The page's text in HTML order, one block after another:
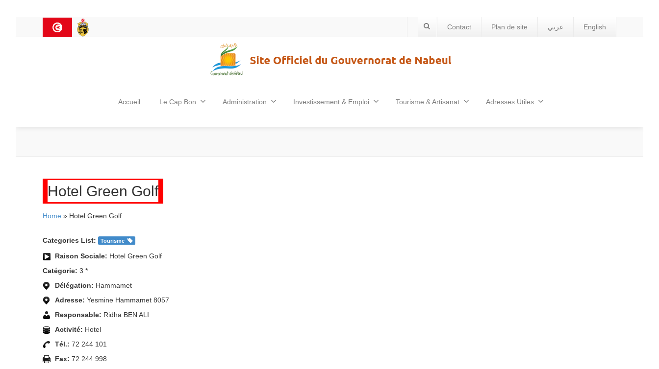
Contact Plan de site عربي English
Accueil Le Cap Bon Administration Investissement & Emploi Tourisme & Artisanat Adresses Utiles
Hotel Green Golf
Home » Hotel Green Golf
Categories List: Tourisme
Raison Sociale: Hotel Green Golf
Catégorie: 3 *
Délégation: Hammamet
Adresse: Yesmine Hammamet 8057
Responsable: Ridha BEN ALI
Activité: Hotel
Tél.: 72 244 101
Fax: 72 244 998